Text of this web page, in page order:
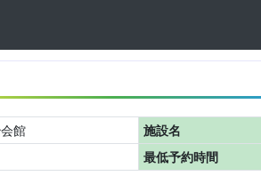
館 施設名
最低予約時間